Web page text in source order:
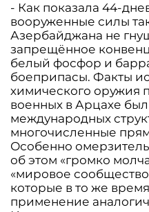
- Как показала 44-
вооруженные силы
Азербайджана не
запрещённое
белый фосфор и
боеприпасы. Факты
химического оружия
военных в Арцахе
международных
многочисленные
Особенно
об этом «громко
«мировое
которые в то же
применение